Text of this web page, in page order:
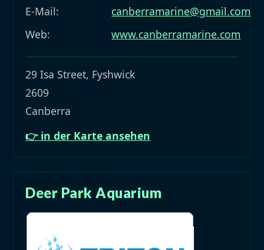
E-Mail:
canberramarine@gmail.com
Web:
www.canberramarine.com
29 Isa Street, Fyshwick
2609
Canberra
👉 in der Karte ansehen
Deer Park Aquarium